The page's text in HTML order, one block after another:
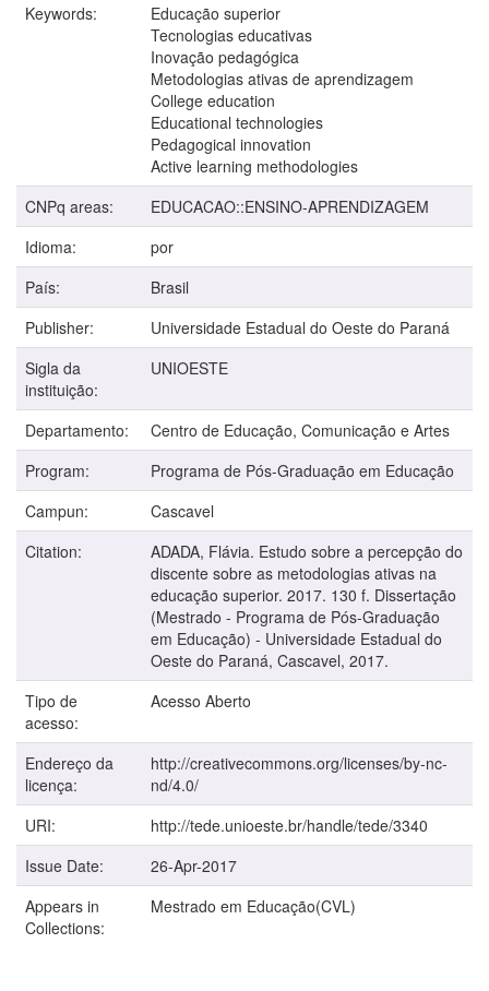
Keywords:
Educação superior
Tecnologias educativas
Inovação pedagógica
Metodologias ativas de aprendizagem
College education
Educational technologies
Pedagogical innovation
Active learning methodologies
CNPq areas:
EDUCACAO::ENSINO-APRENDIZAGEM
Idioma:
por
País:
Brasil
Publisher:
Universidade Estadual do Oeste do Paraná
Sigla da
instituição:
UNIOESTE
Departamento:
Centro de Educação, Comunicação e Artes
Program:
Programa de Pós-Graduação em Educação
Campun:
Cascavel
Citation:
ADADA, Flávia. Estudo sobre a percepção do
discente sobre as metodologias ativas na
educação superior. 2017. 130 f. Dissertação
(Mestrado - Programa de Pós-Graduação
em Educação) - Universidade Estadual do
Oeste do Paraná, Cascavel, 2017.
Tipo de
acesso:
Acesso Aberto
Endereço da
licença:
http://creativecommons.org/licenses/by-nc-
nd/4.0/
URI:
http://tede.unioeste.br/handle/tede/3340
Issue Date:
26-Apr-2017
Appears in
Collections:
Mestrado em Educação(CVL)